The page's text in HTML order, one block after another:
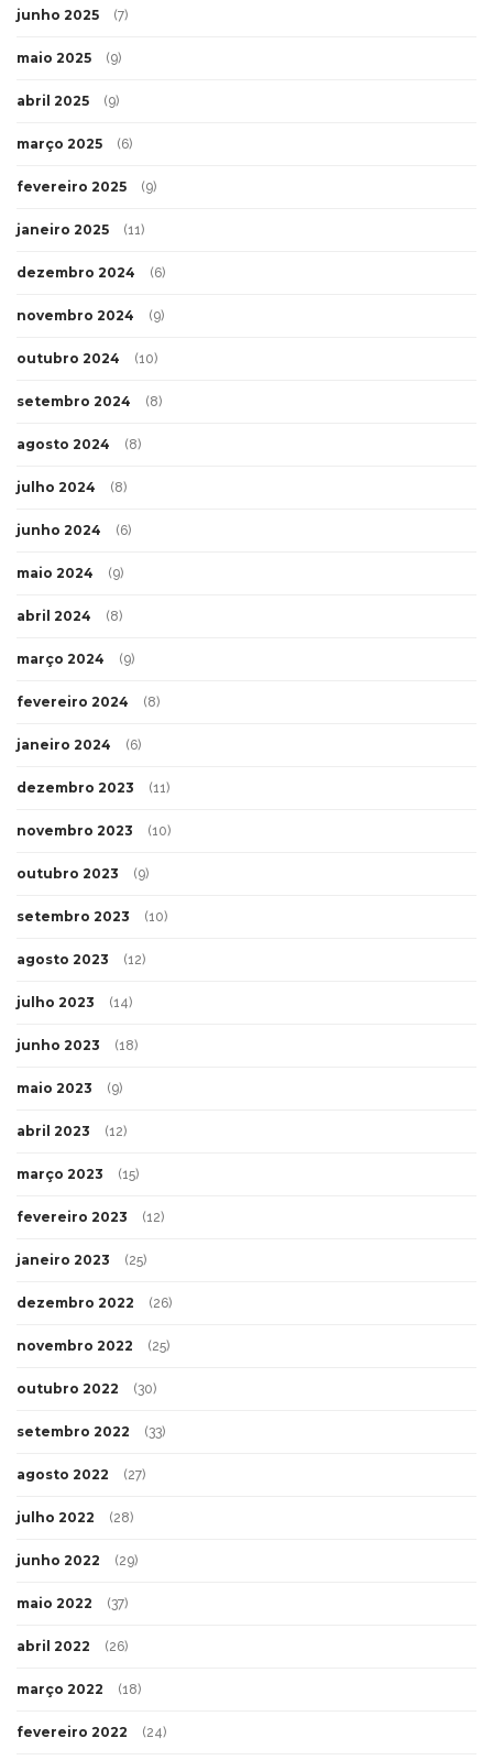
agosto 2025 (7)
julho 2025 (9)
junho 2025 (7)
maio 2025 (9)
abril 2025 (9)
março 2025 (6)
fevereiro 2025 (9)
janeiro 2025 (11)
dezembro 2024 (6)
novembro 2024 (9)
outubro 2024 (10)
setembro 2024
agosto 2024 (8)
julho 2024 (8)
junho 2024 (6)
maio 2024 (9)
abril 2024 (8)
março 2024 (9)
fevereiro 2024 (8)
janeiro 2024 (6)
dezembro 2023 (11)
novembro 2023 (10)
outubro 2023 (9)
setembro 2023
agosto 2023 (12)
julho 2023 (14)
junho 2023 (18)
maio 2023 (9)
abril 2023 (12)
março 2023 (15)
fevereiro 2023 (12)
janeiro 2023 (25)
dezembro 2022 (26)
novembro 2022 (25)
outubro 2022 (30)
setembro 2022
agosto 2022 (27)
julho 2022 (28)
junho 2022 (29)
maio 2022 (37)
abril 2022 (26)